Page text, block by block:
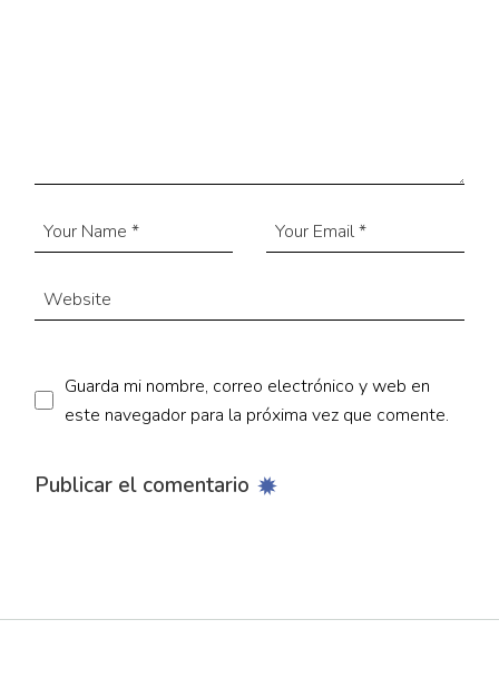
Guarda mi nombre, correo electrónico y web en
este navegador para la próxima vez que comente.
Publicar el comentario